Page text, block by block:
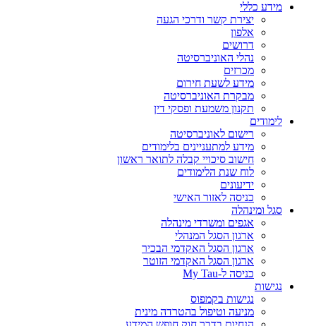
מידע כללי
יצירת קשר ודרכי הגעה
אלפון
דרושים
נהלי האוניברסיטה
מכרזים
מידע לשעת חירום
מבקרת האוניברסיטה
תקנון משמעת ופסקי דין
לימודים
רישום לאוניברסיטה
מידע למתעניינים בלימודים
חישוב סיכויי קבלה לתואר ראשון
לוח שנת הלימודים
ידיעונים
כניסה לאזור האישי
סגל ומינהלה
אגפים ומשרדי מינהלה
ארגון הסגל המנהלי
ארגון הסגל האקדמי הבכיר
ארגון הסגל האקדמי הזוטר
כניסה ל-My Tau
נגישות
נגישות בקמפוס
מניעה וטיפול בהטרדה מינית